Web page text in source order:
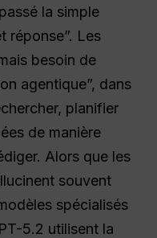
la simple
réponse”. Les
besoin de
agentique”, dans
planifier
de manière
Alors que les
souvent
spécialisés
5.2 utilisent la